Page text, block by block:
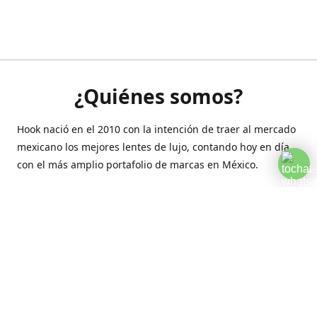
¿Quiénes somos?
Hook nació en el 2010 con la intención de traer al mercado
mexicano los mejores lentes de lujo, contando hoy en día
con el más amplio portafolio de marcas en México.